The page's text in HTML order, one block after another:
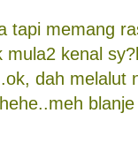
tapi memang
kenal
dah melalut